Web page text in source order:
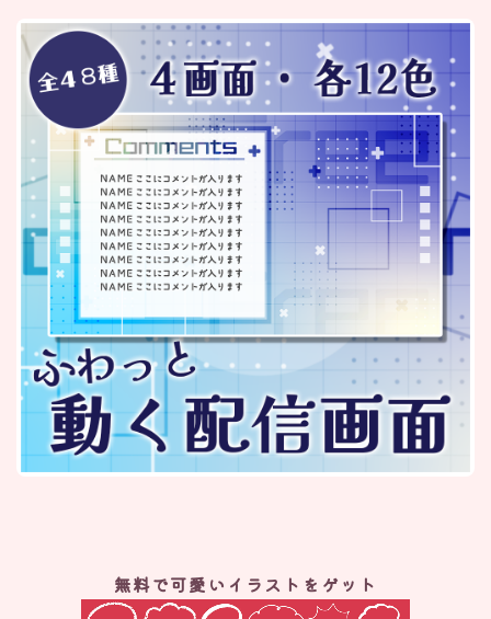
無料で可愛いイラストをゲット